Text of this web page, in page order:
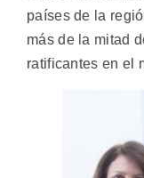
países de la
más de la mitad
ratificantes en el